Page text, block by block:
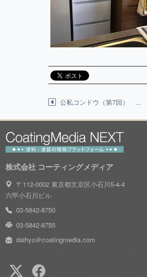
公私コンドウ（第7回） ...
株式会社 コーティングメディア
〒112-0002 東京都文京区小石川5-4-4
六甲小石川ビル
03-5842-8750
03-5842-8755
daihyo＠coatingmedia.com